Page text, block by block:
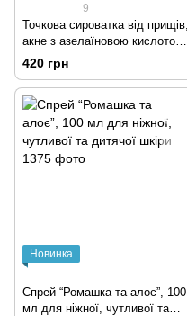
9
Точкова сироватка від прищів,
акне з азелаїновою кислотою
та каламіном, 16+
420 грн
Новинка
Спрей “Ромашка та алоє”, 100
мл для ніжної, чутливої та